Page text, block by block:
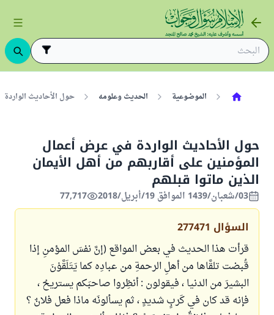
الموضوعية الحديث وعلومه حول الأحاديث الواردة
حول الأحاديث الواردة في عرض أعمال
المؤمنين على أقاربهم من أهل الأيمان
الذين ماتوا قبلهم
03/شعبان/1439 الموافق 19/أبريل/2018 77,717
السؤال 277471
قرأت هذا الحديث في بعض المواقع (إنَّ نفسَ المؤمنِ إذا
قُبضت تلقَّاها من أهلِ الرحمةِ من عبادِه كما يَتَلَقَّوْنَ
البشيرَ من الدنيا ، فيقولون : أنظِروا صاحبَكم يستريحُ ،
فإنه قد كان في كَربٍ شديدٍ ، ثم يسألونَه ماذا فعل فلانٌ ؟